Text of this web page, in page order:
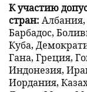
К участию
стран:
Барбадос,
Куба,
Гана, Греция,
Индонезия,
Иордания,